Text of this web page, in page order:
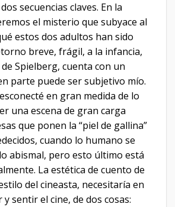
secuencias claves. En la
el misterio que subyace al
estos dos adultos han sido
breve, frágil, a la infancia,
Spielberg, cuenta con un
parte puede ser subjetivo mío.
en gran medida de lo
una escena de gran carga
que ponen la “piel de gallina”
cuando lo humano se
abismal, pero esto último está
La estética de cuento de
del cineasta, necesitaría en
sentir el cine, de dos cosas: